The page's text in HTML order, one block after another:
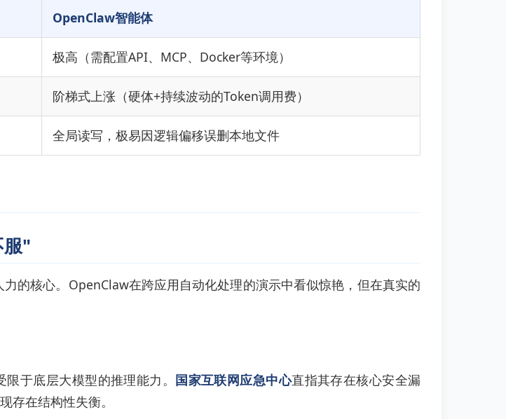
OpenClaw智能体
极高（需配置API、MCP、Docker等环境）
阶梯式上涨（硬体+持续波动的Token调用费）
全局读写，极易因逻辑偏移误删本地文件
服"
的核心。OpenClaw在跨应用自动化处理的演示中看似惊艳，但在真实的
于底层大模型的推理能力。 国家互联网应急中心直指其存在核心安全漏
存在结构性失衡。